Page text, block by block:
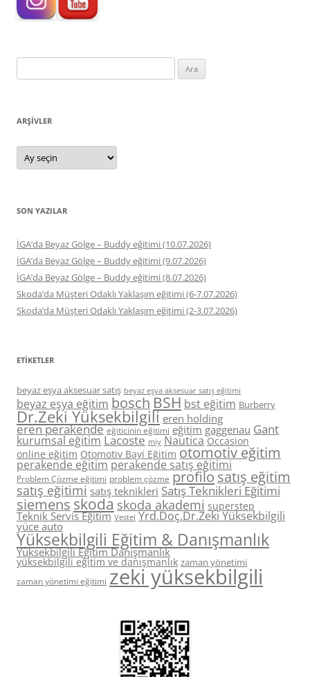
ARŞIVLER
Arşivler
SON YAZILAR
İGA’da Beyaz Gölge – Buddy eğitimi (10.07.2026)
İGA’da Beyaz Gölge – Buddy eğitimi (9.07.2026)
İGA’da Beyaz Gölge – Buddy eğitimi (8.07.2026)
Skoda’da Müşteri Odaklı Yaklaşım eğitimi (6-7.07.2026)
Skoda’da Müşteri Odaklı Yaklaşım eğitimi (2-3.07.2026)
ETIKETLER
beyaz eşya aksesuar satış beyaz eşya aksesuar satış eğitimi
beyaz eşya eğitim boschBSH bst eğitim Burberry
Dr.Zeki Yüksekbilgili eren holding
eren perakende eğiticinin eğitimi eğitim gaggenau Gant
kurumsal eğitim Lacoste miy Nautica Occasion
online eğitim Otomotiv Bayi Eğitim otomotiv eğitim
perakende eğitim perakende satış eğitimi
Problem Çözme eğitimi problem çözme profilo satış eğitim
satış eğitimi satış teknikleri Satış Teknikleri Eğitimi
siemens skoda skoda akademi superstep
Teknik Servis Eğitim Vestel Yrd.Doç.Dr.Zeki Yüksekbilgili
yüce auto
Yüksekbilgili Eğitim & Danışmanlık
Yüksekbilgili Eğitim Danışmanlık
yüksekbilgili eğitim ve danışmanlık zaman yönetimi
zaman yönetimi eğitimi zeki yüksekbilgili